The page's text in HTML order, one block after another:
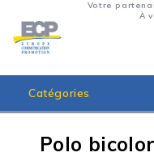
Votre
À
Catégories
Polo